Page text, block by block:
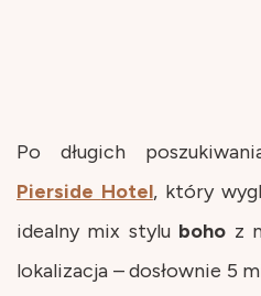
Po długich
Pierside Hotel, który
idealny mix stylu boho z
lokalizacja – dosłownie 5